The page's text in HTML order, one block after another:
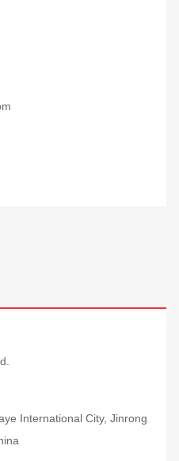
International City, Jinrong